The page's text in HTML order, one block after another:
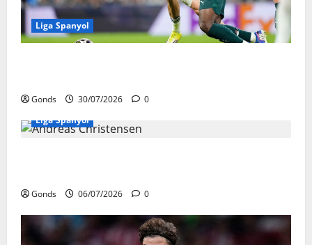
Liga Spanyol
Gonds 30/07/2026
0
Liga Spanyol
Gonds 06/07/2026 0